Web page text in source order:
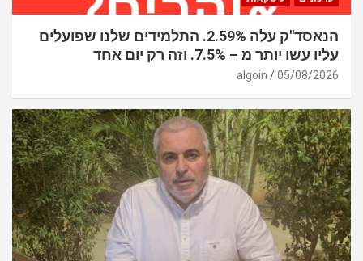
הנאסד"ק עלה 2.59%. התלמידים שלנו שפועלים
עליו עשו יותר מ – 7.5%. וזה רק יום אחד
05/08/2026
algoin